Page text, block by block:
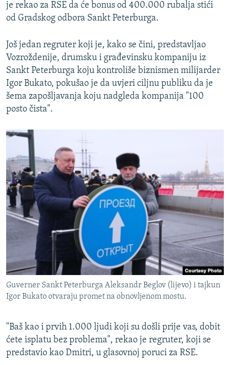
je rekao za RSE da će bonus od 400.000 rubalja stići
od Gradskog odbora Sankt Peterburga.
Još jedan regruter koji je, kako se čini, predstavljao
Vozroždenije, drumsku i građevinsku kompaniju iz
Sankt Peterburga koju kontroliše biznismen milijarder
Igor Bukato, pokušao je da uvjeri ciljnu publiku da je
šema zapošljavanja koju nadgleda kompanija "100
posto čista".
Guverner Sankt Peterburga Aleksandr Beglov (lijevo) i tajkun
Igor Bukato otvaraju promet na obnovljenom mostu.
"Baš kao i prvih 1.000 ljudi koji su došli prije vas, dobit
ćete isplatu bez problema", rekao je regruter, koji se
predstavio kao Dmitri, u glasovnoj poruci za RSE.